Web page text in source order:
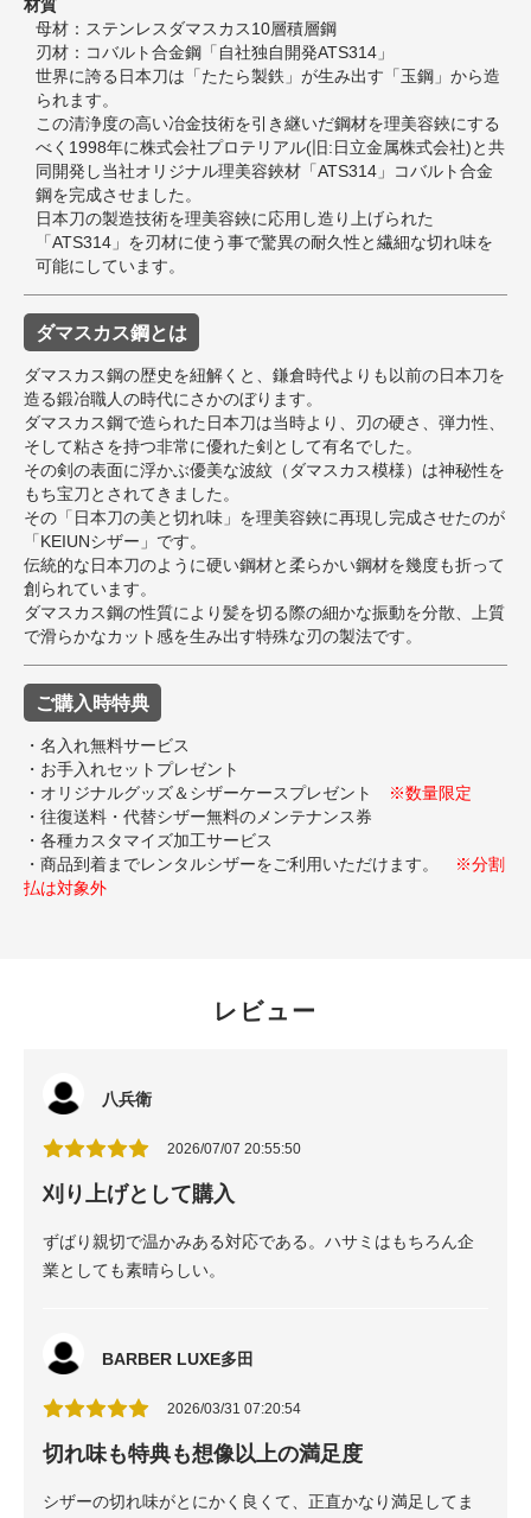
材質
母材：ステンレスダマスカス10層積層鋼
刃材：コバルト合金鋼「自社独自開発ATS314」
世界に誇る日本刀は「たたら製鉄」が生み出す「玉鋼」から造
られます。
この清浄度の高い冶金技術を引き継いだ鋼材を理美容鋏にする
べく1998年に株式会社プロテリアル(旧:日立金属株式会社)と共
同開発し当社オリジナル理美容鋏材「ATS314」コバルト合金
鋼を完成させました。
日本刀の製造技術を理美容鋏に応用し造り上げられた
「ATS314」を刃材に使う事で驚異の耐久性と繊細な切れ味を
可能にしています。
ダマスカス鋼とは
ダマスカス鋼の歴史を紐解くと、鎌倉時代よりも以前の日本刀を
造る鍛冶職人の時代にさかのぼります。
ダマスカス鋼で造られた日本刀は当時より、刃の硬さ、弾力性、
そして粘さを持つ非常に優れた剣として有名でした。
その剣の表面に浮かぶ優美な波紋（ダマスカス模様）は神秘性を
もち宝刀とされてきました。
その「日本刀の美と切れ味」を理美容鋏に再現し完成させたのが
「KEIUNシザー」です。
伝統的な日本刀のように硬い鋼材と柔らかい鋼材を幾度も折って
創られています。
ダマスカス鋼の性質により髪を切る際の細かな振動を分散、上質
で滑らかなカット感を生み出す特殊な刃の製法です。
ご購入時特典
・名入れ無料サービス
・お手入れセットプレゼント
・オリジナルグッズ＆シザーケースプレゼント
※数量限定
・往復送料・代替シザー無料のメンテナンス券
・各種カスタマイズ加工サービス
・商品到着までレンタルシザーをご利用いただけます。
※分割
払は対象外
レビュー
八兵衛
2026/07/07 20:55:50
刈り上げとして購入
ずばり親切で温かみある対応である。ハサミはもちろん企
業としても素晴らしい。
BARBER LUXE多田
2026/03/31 07:20:54
切れ味も特典も想像以上の満足度
シザーの切れ味がとにかく良くて、正直かなり満足してま